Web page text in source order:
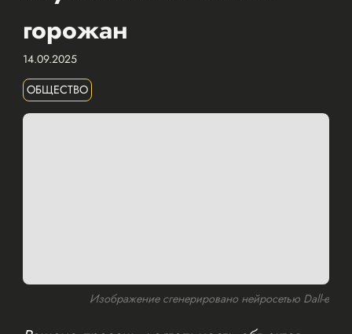
горожан
14.09.2025
ОБЩЕСТВО
Изображение сгенерировано нейросетью Dall-e